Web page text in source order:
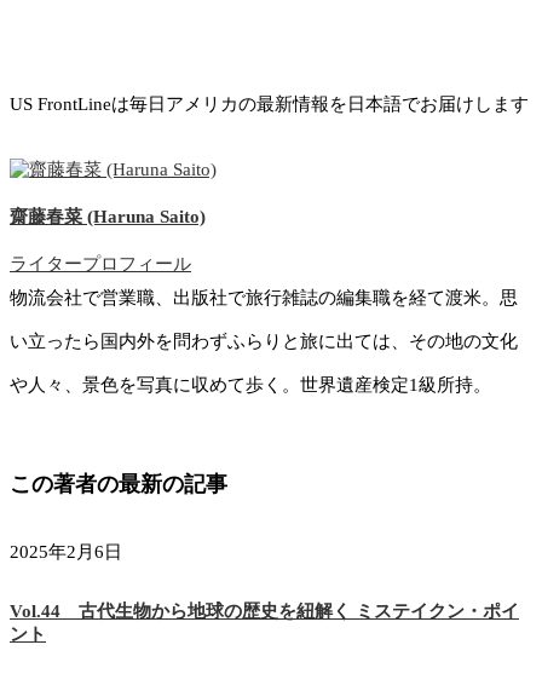
US FrontLineは毎日アメリカの最新情報を日本語でお届けします
齋藤春菜 (Haruna Saito)
ライタープロフィール
物流会社で営業職、出版社で旅行雑誌の編集職を経て渡米。思
い立ったら国内外を問わずふらりと旅に出ては、その地の文化
や人々、景色を写真に収めて歩く。世界遺産検定1級所持。
この著者の最新の記事
2025年2月6日
Vol.44 古代生物から地球の歴史を紐解く ミステイクン・ポイ
ント